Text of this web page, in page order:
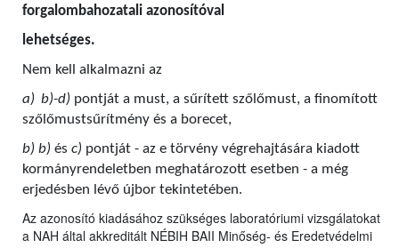
forgalombahozatali azonosítóval
lehetséges.
Nem kell alkalmazni az
a) b)-d) pontját a must, a sűrített szőlőmust, a finomított
szőlőmustsűrítmény és a borecet,
b) b) és c) pontját - az e törvény végrehajtására kiadott
kormányrendeletben meghatározott esetben - a még
erjedésben lévő újbor tekintetében.
Az azonosító kiadásához szükséges laboratóriumi vizsgálatokat
a NAH által akkreditált NÉBIH BAII Minőség- és Eredetvédelmi